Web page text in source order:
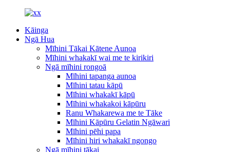
Kāinga
Ngā Hua
Mīhini Tākai Kātene Aunoa
Mīhini whakakī wai me te kirikiri
Ngā mīhini rongoā
Mīhini tapanga aunoa
Mīhini tatau kāpū
Mīhini whakakī kāpū
Mīhini whakakoi kāpūru
Ranu Whakarewa me te Tāke
Mīhini Kāpūru Gelatin Ngāwari
Mīhini pēhi papa
Mīhini hiri whakakī ngongo
Ngā mīhini tākai